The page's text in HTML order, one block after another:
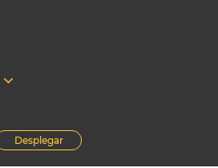
Desplegar